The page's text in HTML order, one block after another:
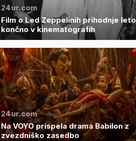
24ur.com
Film o Led Zeppelinih prihodnje leto
končno v kinematografih
24ur.com
Na VOYO prispela drama Babilon z
zvezdniško zasedbo